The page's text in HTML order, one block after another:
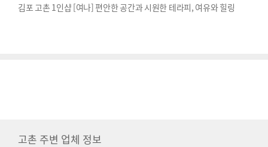
김포 고촌 1인샵 [여나] 편안한 공간과 시원한 테라피, 여유와 힐링
고촌 주변 업체 정보